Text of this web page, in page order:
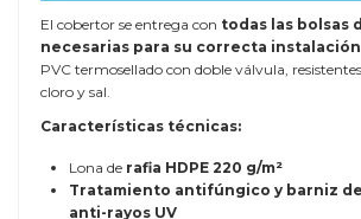
El cobertor se entrega con todas las bolsas
necesarias para su correcta instalación
PVC termosellado con doble válvula,
cloro y sal.
Características técnicas:
Lona de rafia HDPE 220 g/m²
Tratamiento antifúngico y barniz
anti-rayos UV